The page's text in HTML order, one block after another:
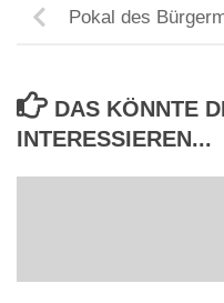
Pokal des
DAS KÖNNTE
INTERESSIEREN...